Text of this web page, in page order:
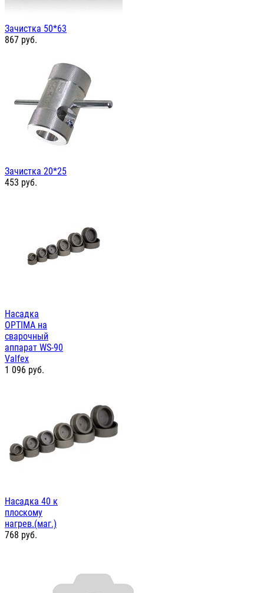
Зачистка 50*63
867 руб.
Зачистка 20*25
453 руб.
Насадка
OPTIMA на
сварочный
аппарат WS-90
Valfex
1 096 руб.
Насадка 40 к
плоскому
нагрев.(маг.)
768 руб.